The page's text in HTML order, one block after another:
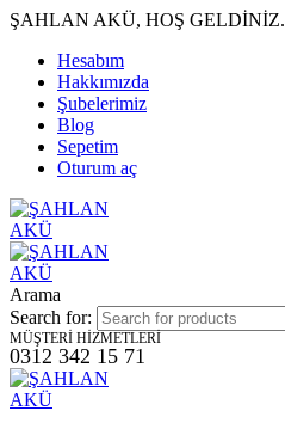
ŞAHLAN AKÜ, HOŞ GELDİNİZ.
Hesabım
Hakkımızda
Şubelerimiz
Blog
Sepetim
Oturum aç
Arama
Search for:
MÜŞTERİ HİZMETLERİ
0312 342 15 71